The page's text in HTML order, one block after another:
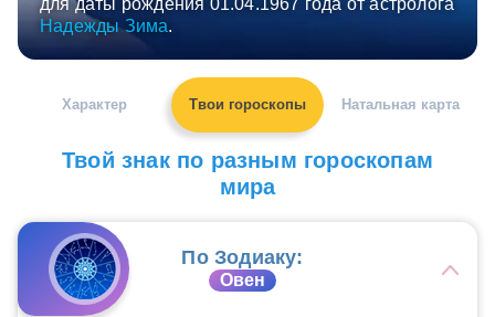
Надежды Зима.
Характер Твои гороскопы Натальная карта
Твой знак по разным гороскопам
мира
По Зодиаку:
Овен